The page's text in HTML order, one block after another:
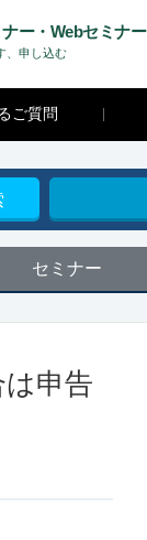
ー・Webセミナー
、申し込む
ご質問
セミナー
申告